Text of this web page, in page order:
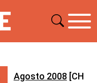
Agosto 2008 [CH